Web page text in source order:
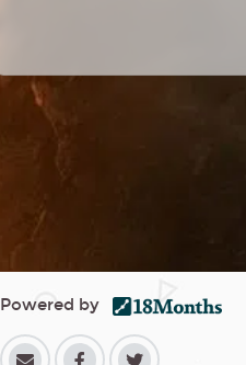
Powered by